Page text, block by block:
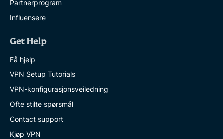
Partnerprogram
Influensere
Get Help
Få hjelp
VPN Setup Tutorials
VPN-konfigurasjonsveiledning
Ofte stilte spørsmål
Contact support
Kjøp VPN